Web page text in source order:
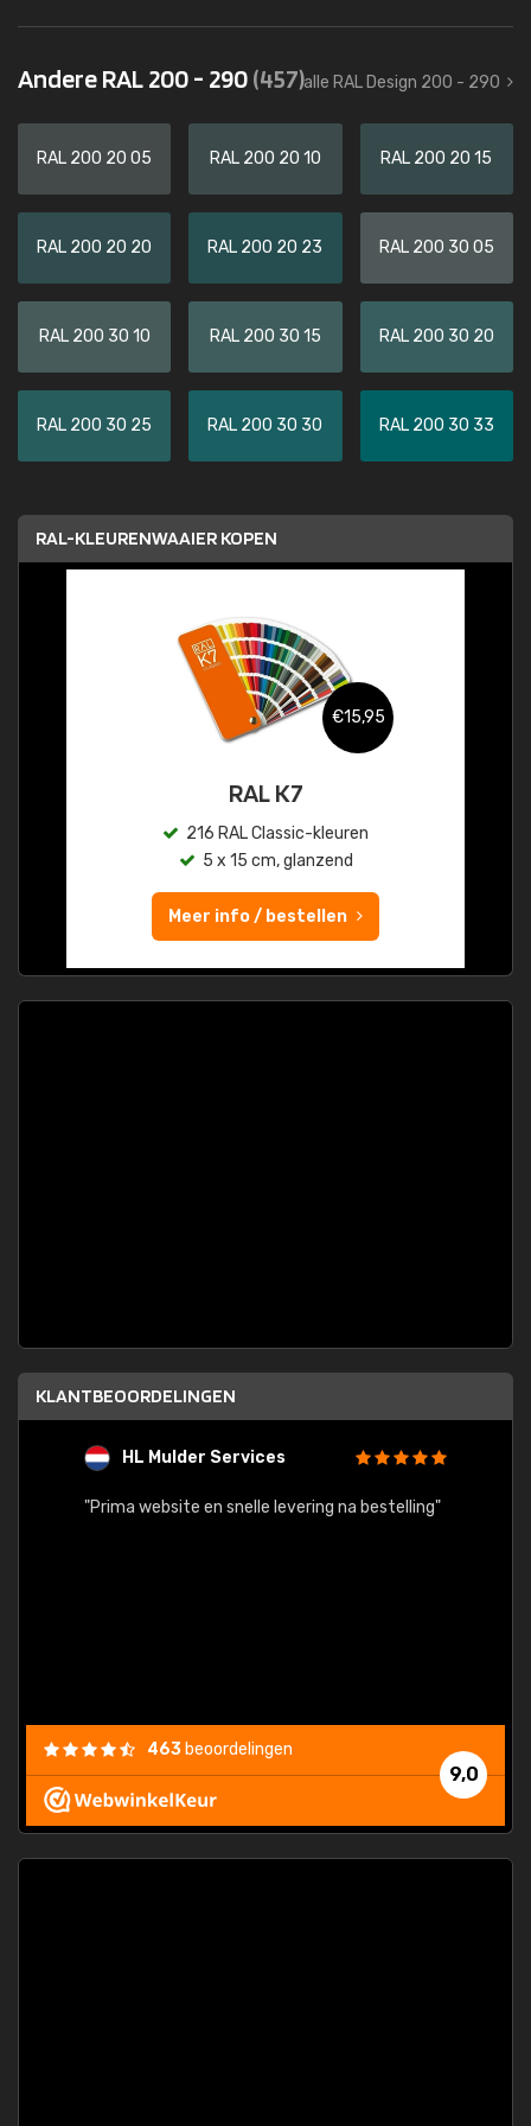
Andere RAL 200 - 290(457)alle RAL Design 200 - 290
RAL 200 20 05 RAL 200 20 10 RAL 200 20 15
RAL 200 20 20 RAL 200 20 23 RAL 200 30 05
RAL 200 30 10 RAL 200 30 15 RAL 200 30 20
RAL 200 30 25 RAL 200 30 30 RAL 200 30 33
RAL-KLEURENWAAIER KOPEN
€15,95
RAL K7
216 RAL Classic-kleuren
5 x 15 cm, glanzend
Meer info / bestellen
KLANTBEOORDELINGEN
HL Mulder Services
"Prima website en snelle levering na bestelling"
9,0
463 beoordelingen